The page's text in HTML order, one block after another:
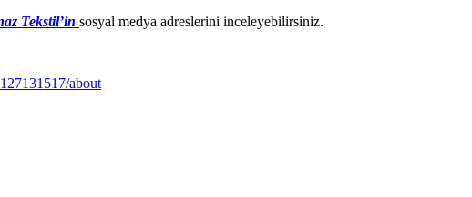
Tekstil’in sosyal medya adreslerini inceleyebilirsiniz.
about